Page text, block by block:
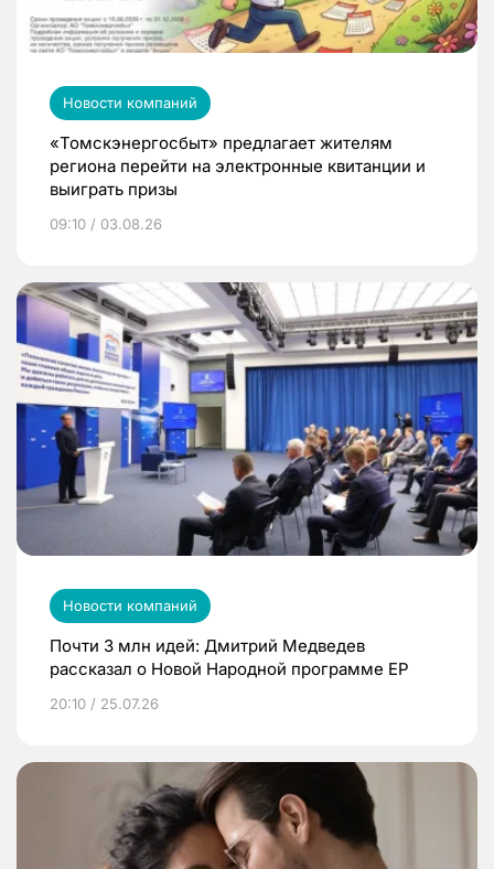
Новости компаний
«Томскэнергосбыт» предлагает жителям
региона перейти на электронные квитанции и
выиграть призы
09:10 / 03.08.26
Новости компаний
Почти 3 млн идей: Дмитрий Медведев
рассказал о Новой Народной программе ЕР
20:10 / 25.07.26